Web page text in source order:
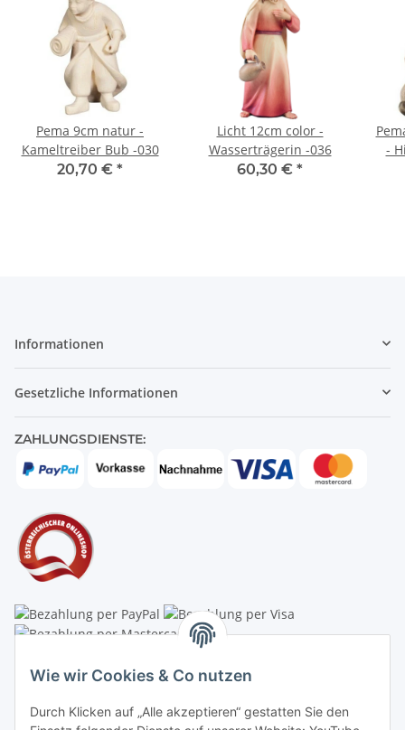
Wie wir Cookies & Co nutzen
Durch Klicken auf „Alle akzeptieren“ gestatten Sie den
Pema 9cm natur -
Kameltreiber Bub -030
20,70 € *
Licht 12cm color -
Wasserträgerin -036
60,30 € *
-
Informationen
Gesetzliche Informationen
ZAHLUNGSDIENSTE:
Linzer Krippenshop